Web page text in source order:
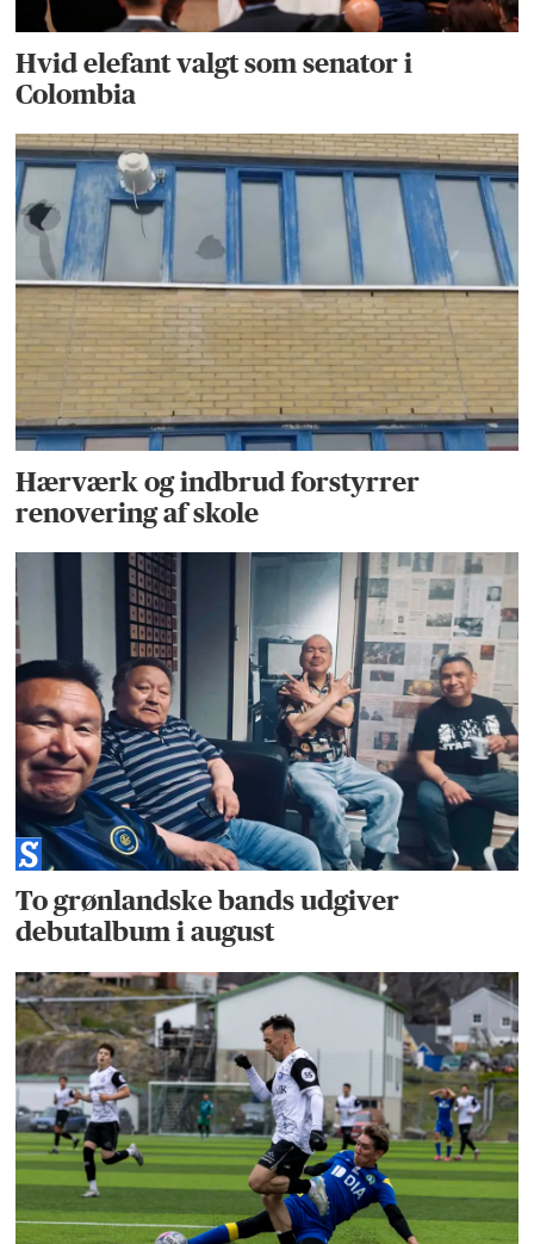
Hvid elefant valgt som senator i
Colombia
Hærværk og indbrud forstyrrer
renovering af skole
To grønlandske bands udgiver
debutalbum i august